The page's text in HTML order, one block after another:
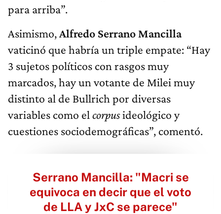
para arriba”.
Asimismo,Alfredo Serrano Mancilla
vaticinó que habría un triple empate: “Hay
3 sujetos políticos con rasgos muy
marcados, hay un votante de Milei muy
distinto al de Bullrich por diversas
variables como el corpusideológico y
cuestiones sociodemográficas”, comentó.
Serrano Mancilla: "Macri se
equivoca en decir que el voto
de LLA y JxC se parece"